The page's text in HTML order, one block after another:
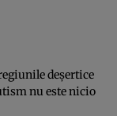
deşertice
nu este nicio